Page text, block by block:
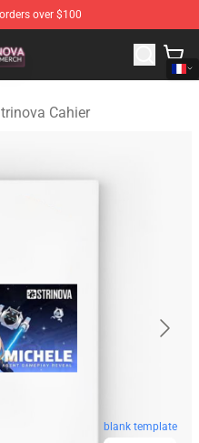
over $100
Merchandise Store
Cahier
blank template